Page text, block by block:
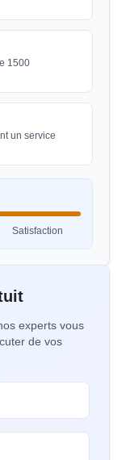
États-Unis
BIS aux
Italie
1500
un service
Satisfaction
experts vous
de vos